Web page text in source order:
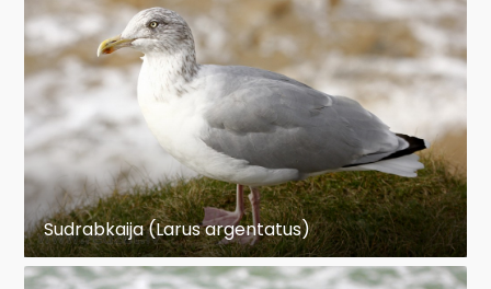
Sudrabkaija (Larus argentatus)